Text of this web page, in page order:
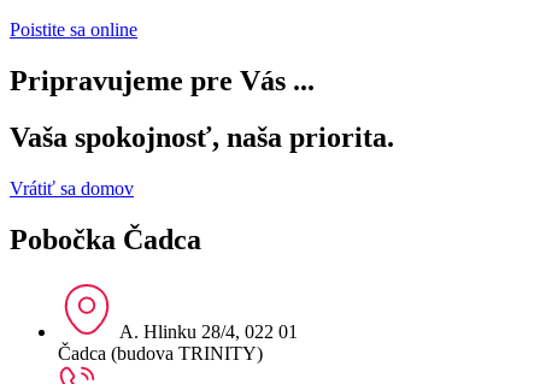
Poistite sa online
Pripravujeme pre Vás ...
Vaša spokojnosť, naša priorita.
Vrátiť sa domov
Pobočka Čadca
A. Hlinku 28/4, 022 01
Čadca (budova TRINITY)